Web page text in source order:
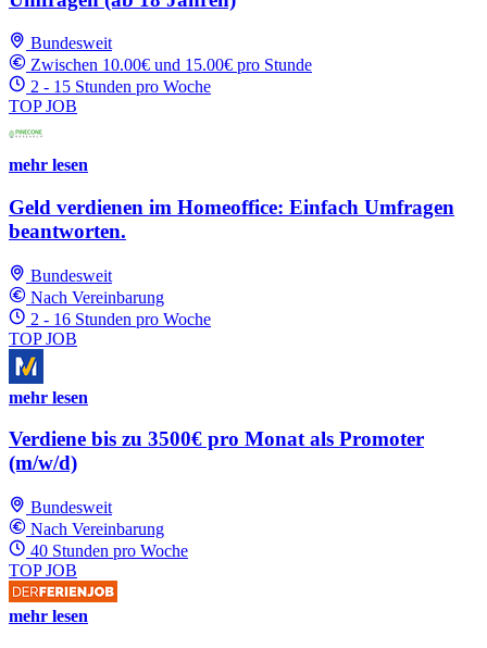
Bundesweit
Zwischen 10.00€ und 15.00€ pro Stunde
2 - 15 Stunden pro Woche
TOP JOB
mehr lesen
Geld verdienen im Homeoffice: Einfach Umfragen
beantworten.
Bundesweit
Nach Vereinbarung
2 - 16 Stunden pro Woche
TOP JOB
mehr lesen
Verdiene bis zu 3500€ pro Monat als Promoter
(m/w/d)
Bundesweit
Nach Vereinbarung
40 Stunden pro Woche
TOP JOB
mehr lesen